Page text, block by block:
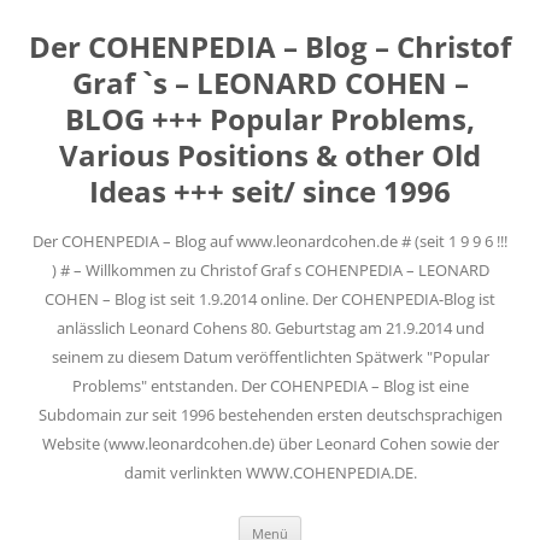
Der COHENPEDIA – Blog – Christof
Graf `s – LEONARD COHEN –
BLOG +++ Popular Problems,
Various Positions & other Old
Ideas +++ seit/ since 1996
Der COHENPEDIA – Blog auf www.leonardcohen.de # (seit 1 9 9 6 !!!
) # – Willkommen zu Christof Graf s COHENPEDIA – LEONARD
COHEN – Blog ist seit 1.9.2014 online. Der COHENPEDIA-Blog ist
anlässlich Leonard Cohens 80. Geburtstag am 21.9.2014 und
seinem zu diesem Datum veröffentlichten Spätwerk "Popular
Problems" entstanden. Der COHENPEDIA – Blog ist eine
Subdomain zur seit 1996 bestehenden ersten deutschsprachigen
Website (www.leonardcohen.de) über Leonard Cohen sowie der
damit verlinkten WWW.COHENPEDIA.DE.
Menü